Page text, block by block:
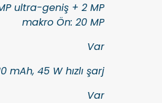
ultra-geniş + 2 MP
makro Ön: 20 MP
Var
mAh, 45 W hızlı şarj
Var